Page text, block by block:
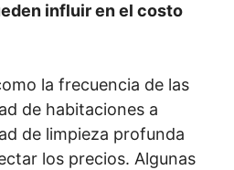
influir en el costo
la frecuencia de las
de habitaciones a
de limpieza profunda
los precios. Algunas